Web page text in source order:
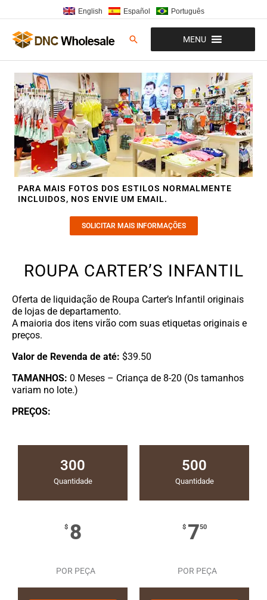
para
conteúdo
English Español Português
Pesquisar MENU
PARA MAIS FOTOS DOS ESTILOS NORMALMENTE
INCLUIDOS, NOS ENVIE UM EMAIL.
SOLICITAR MAIS INFORMAÇÕES
ROUPA CARTER’S INFANTIL
Oferta de liquidação de Roupa Carter’s Infantil originais
de lojas de departamento.
A maioria dos itens virão com suas etiquetas originais e
preços.
Valor de Revenda de até: $39.50
TAMANHOS: 0 Meses – Criança de 8-20 (Os tamanhos
variam no lote.)
PREÇOS:
300
Quantidade
$ 8
POR PEÇA
500
Quantidade
$ 750
POR PEÇA